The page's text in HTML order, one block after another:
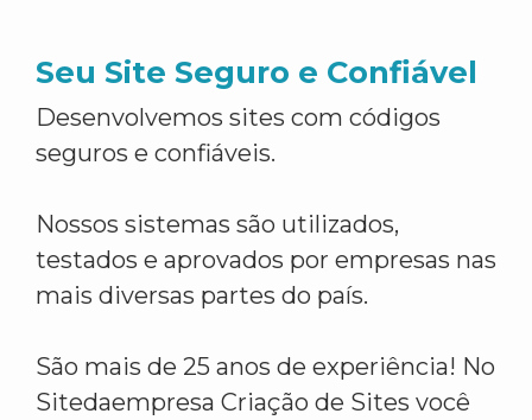
Seu Site Seguro e Confiável
Desenvolvemos sites com códigos
seguros e confiáveis.
Nossos sistemas são utilizados,
testados e aprovados por empresas nas
mais diversas partes do país.
São mais de 25 anos de experiência! No
Sitedaempresa Criação de Sites você